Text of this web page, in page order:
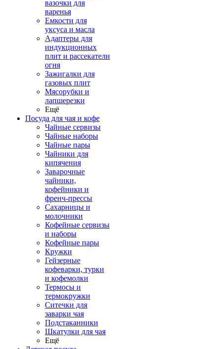
вазочки для
варенья
Емкости для
уксуса и масла
Адаптеры для
индукционных
плит и рассекатели
огня
Зажигалки для
газовых плит
Мясорубки и
лапшерезки
Ещё
Посуда для чая и кофе
Чайные сервизы
Чайные наборы
Чайные пары
Чайники для
кипячения
Заварочные
чайники,
кофейники и
френч-прессы
Сахарницы и
молочники
Кофейные сервизы
и наборы
Кофейные пары
Кружки
Гейзерные
кофеварки, турки
и кофемолки
Термосы и
термокружки
Ситечки для
заварки чая
Подстаканники
Шкатулки для чая
Ещё